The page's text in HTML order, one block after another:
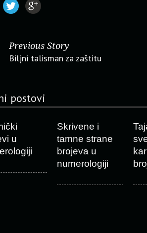
Previous Story
Biljni talisman za zaštitu
postovi
u
Skrivene i
tamne strane
brojeva u
numerologiji